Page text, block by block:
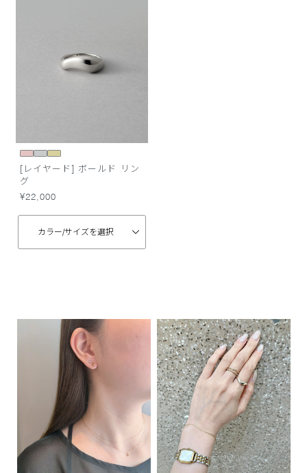
[レイヤード] ボールド リン
グ
¥22,000
カラー/サイズを選択